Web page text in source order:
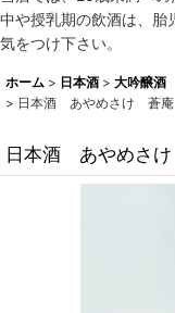
中や授乳期の飲酒は、胎
気をつけ下さい。
ホーム > 日本酒 > 大吟醸酒
> 日本酒 あやめさけ 蒼
日本酒 あやめさ